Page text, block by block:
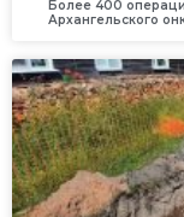
Более 400
Архангельского